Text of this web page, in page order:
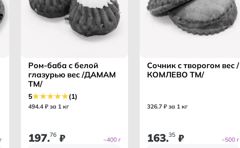
Ром-баба с белой
глазурью вес /ДАМАМ
ТМ/
5 (1)
494.4 ₽ за 1 кг
197.76 ₽ ~400 г
Сочник с творогом вес /
КОМЛЕВО ТМ/
326.7 ₽ за 1 кг
163.35₽ ~500 г